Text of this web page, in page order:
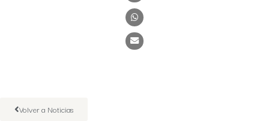
Volver a Noticias